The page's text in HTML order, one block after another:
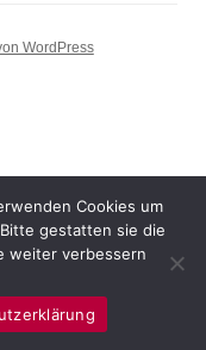
WordPress
Cookies um
gestatten sie die
weiter verbessern